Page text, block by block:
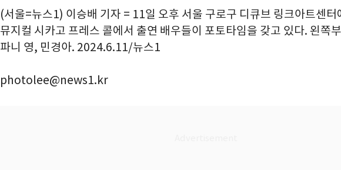
(서울=뉴스1) 이승배 기자 = 11일 오후 서울 구로구 디큐브 링크아트센
뮤지컬 시카고 프레스 콜에서 출연 배우들이 포토타임을 갖고 있다. 왼쪽
파니 영, 민경아. 2024.6.11/뉴스1
photolee@news1.kr